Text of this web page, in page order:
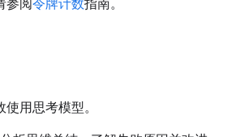
参阅令牌计数指南。
用思考模型。